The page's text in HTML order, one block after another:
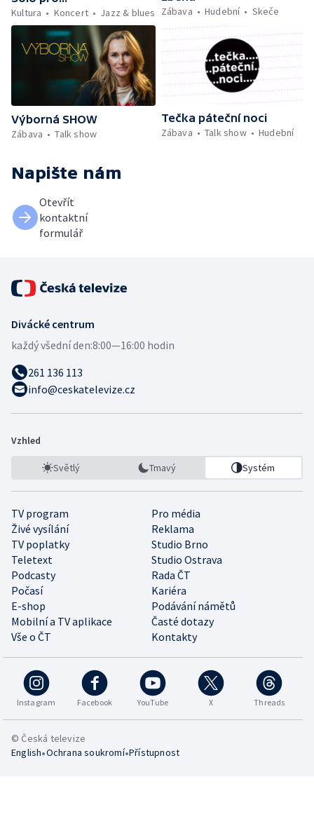
Kultura
Koncert Jazz & blues
Zábava
Hudební Skeče
Výborná SHOW
Zábava
Talk show
Tečka páteční noci
Zábava
Talk show Hudební
Napište nám
Otevřít
kontaktní
formulář
Divácké centrum
každý všední den:8:00—16:00 hodin
261 136 113
info@ceskatelevize.cz
Vzhled
Světlý Tmavý Systém
TV program
Pro média
Živé vysílání
Reklama
TV poplatky
Studio Brno
Teletext
Studio Ostrava
Podcasty
Rada ČT
Počasí
Kariéra
E-shop
Podávání námětů
Mobilní a TV aplikace
Časté dotazy
Vše o ČT
Kontakty
Instagram Facebook YouTube X Threads
© Česká televize
English•Ochrana soukromí•Přístupnost